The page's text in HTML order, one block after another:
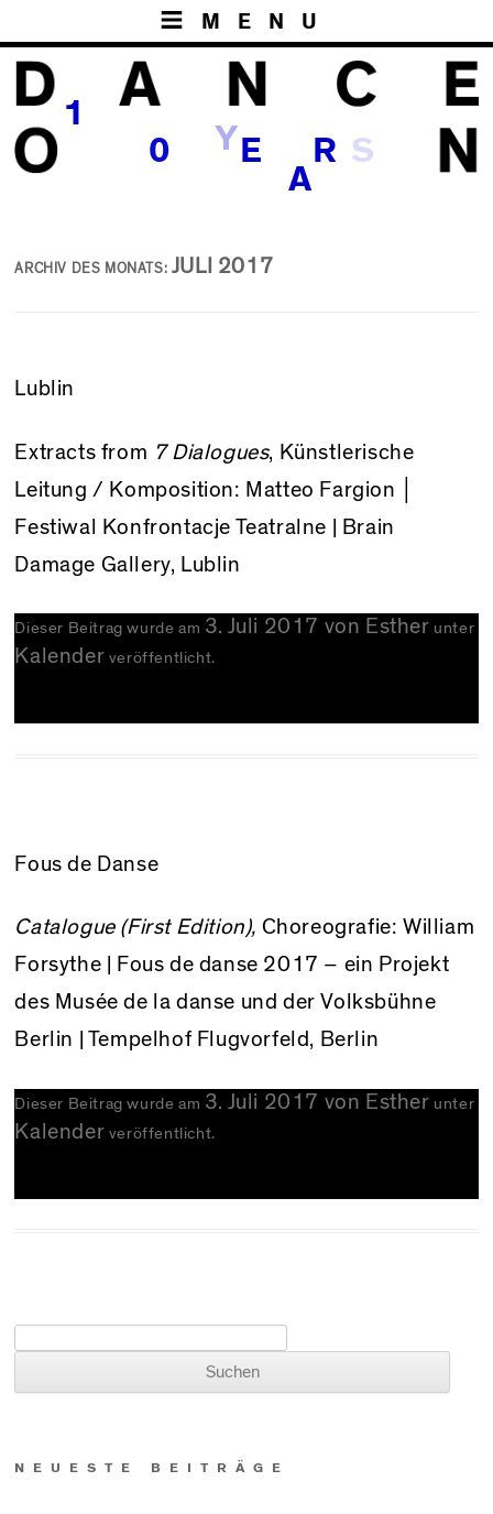
MENU
1
0 Y E
A
R
ARCHIV DES MONATS: JULI 2017
Lublin
Extracts from 7 Dialogues, Künstlerische
Leitung / Komposition: Matteo Fargion │
Festiwal Konfrontacje Teatralne | Brain
Damage Gallery, Lublin
Dieser Beitrag wurde am 3. Juli 2017 von Esther unter
Kalender veröffentlicht.
Fous de Danse
Catalogue (First Edition), Choreografie: William
Forsythe |
Fous de danse 2017 – ein Projekt
des Musée de la danse und der Volksbühne
Berlin | Tempelhof Flugvorfeld, Berlin
Dieser Beitrag wurde am 3. Juli 2017 von Esther unter
Kalender veröffentlicht.
NEUESTE BEITRÄGE